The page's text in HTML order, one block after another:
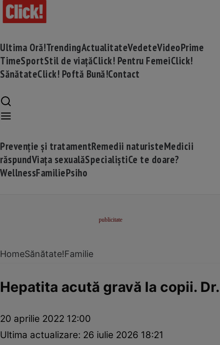
Ultima Oră!TrendingActualitateVedeteVideoPrime
TimeSportStil de viațăClick! Pentru FemeiClick!
SănătateClick! Poftă Bună!Contact
Prevenție și tratamentRemedii naturisteMedicii
răspundViața sexualăSpecialiștiCe te doare?
WellnessFamiliePsiho
HomeSănătate!Familie
Hepatita acută gravă la copii.
20 aprilie 2022 12:00
Ultima actualizare: 26 iulie 2026 18:21